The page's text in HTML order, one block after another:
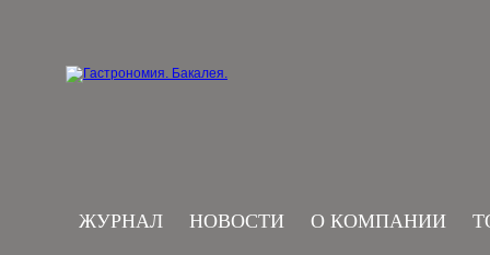
ЖУРНАЛ НОВОСТИ О КОМПАНИИ